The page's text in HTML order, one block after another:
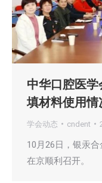
中华口腔医
填材料使用情
学会动态 cndent
10月26日，银汞
在京顺利召开。